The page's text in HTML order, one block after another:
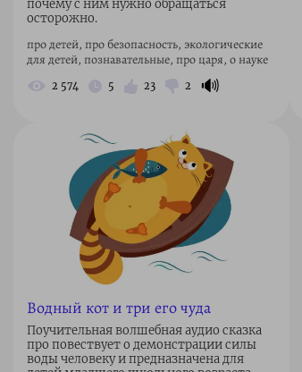
почему с ним нужно обращаться
осторожно.
про детей, про безопасность, экологические
для детей, познавательные, про царя, о науке
2 574 5 23 2 🔊
Водный кот и три его чуда
Поучительная волшебная аудио сказка
про повествует о демонстрации силы
воды человеку и предназначена для